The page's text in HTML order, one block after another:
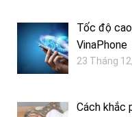
Tốc độ
VinaPhone
23 Tháng
Cách khắc